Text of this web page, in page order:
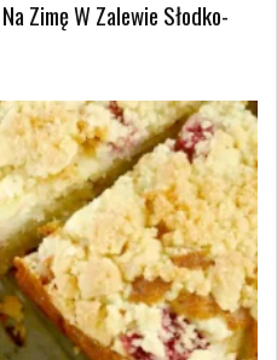
Zimę W Zalewie Słodko-